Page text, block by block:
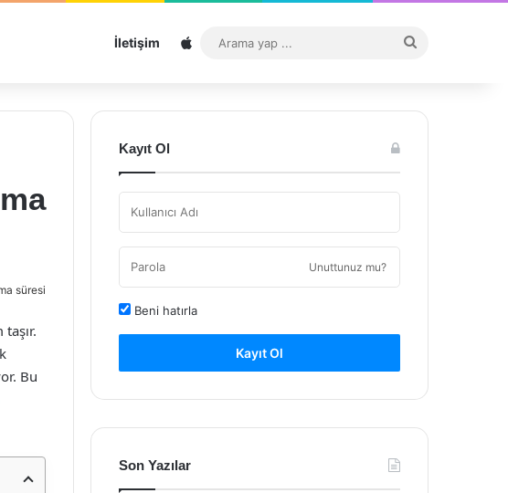
İletişim Sitemap
...
süresi
Bu
Kayıt Ol
Unuttunuz mu?
Beni hatırla
Kayıt Ol
Son Yazılar